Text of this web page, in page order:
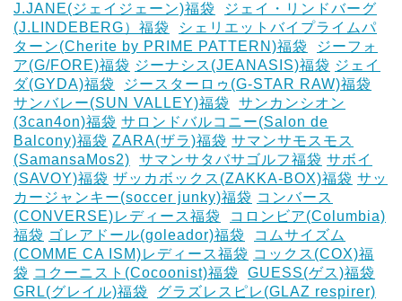
J.JANE(ジェイジェーン)福袋
ジェイ・リンドバーグ
(J.LINDEBERG）福袋
シェリエットバイプライムパ
ターン(Cherite by PRIME PATTERN)福袋
ジーフォ
ア(G/FORE)福袋 ジーナシス(JEANASIS)福袋 ジェイ
ダ(GYDA)福袋
ジースターロゥ(G-STAR RAW)福袋
サンバレー(SUN VALLEY)福袋
サンカンシオン
(3can4on)福袋 サロンドバルコニー(Salon de
Balcony)福袋 ZARA(ザラ)福袋 サマンサモスモス
(SamansaMos2)
サマンサタバサゴルフ福袋 サボイ
(SAVOY)福袋 ザッカボックス(ZAKKA-BOX)福袋 サッ
カージャンキー(soccer junky)福袋 コンバース
(CONVERSE)レディース福袋
コロンビア(Columbia)
福袋 ゴレアドール(goleador)福袋
コムサイズム
(COMME CA ISM)レディース福袋 コックス(COX)福
袋 コクーニスト(Cocoonist)福袋
GUESS(ゲス)福袋
GRL(グレイル)福袋
グラズレスピレ(GLAZ respirer)